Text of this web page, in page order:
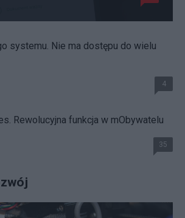
systemu. Nie ma dostępu do wielu
4
Rewolucyjna funkcja w mObywatelu
35